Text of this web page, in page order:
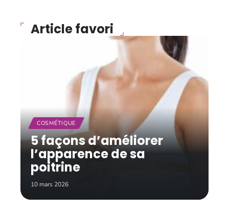
Article favori
COSMÉTIQUE
5 façons d’améliorer
l’apparence de sa
poitrine
10 mars 2026